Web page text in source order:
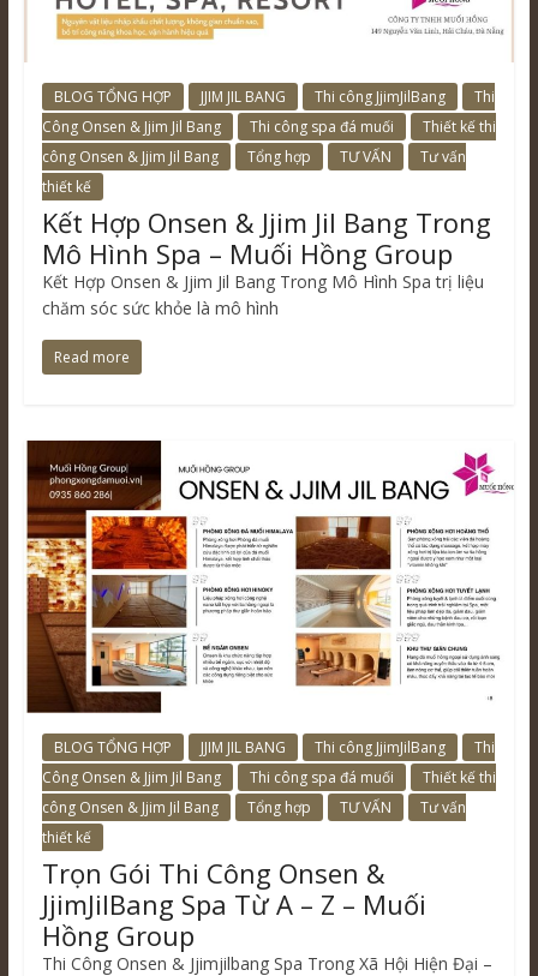
BLOG TỔNG HỢP JJIM JIL BANG Thi công JjimJilBang
Thi
Công Onsen & Jjim Jil Bang
Thi công spa đá muối
Thiết kế thi
công Onsen & Jjim Jil Bang
Tổng hợp TƯ VẤN
Tư vấn
thiết kế
Kết Hợp Onsen & Jjim Jil Bang Trong
Mô Hình Spa – Muối Hồng Group
Kết Hợp Onsen & Jjim Jil Bang Trong Mô Hình Spa trị liệu
chăm sóc sức khỏe là mô hình
Read more
BLOG TỔNG HỢP JJIM JIL BANG Thi công JjimJilBang
Thi
Công Onsen & Jjim Jil Bang
Thi công spa đá muối
Thiết kế thi
công Onsen & Jjim Jil Bang
Tổng hợp TƯ VẤN
Tư vấn
thiết kế
Trọn Gói Thi Công Onsen &
JjimJilBang Spa Từ A – Z – Muối
Hồng Group
Thi Công Onsen & Jjimjilbang Spa Trong Xã Hội Hiện Đại –